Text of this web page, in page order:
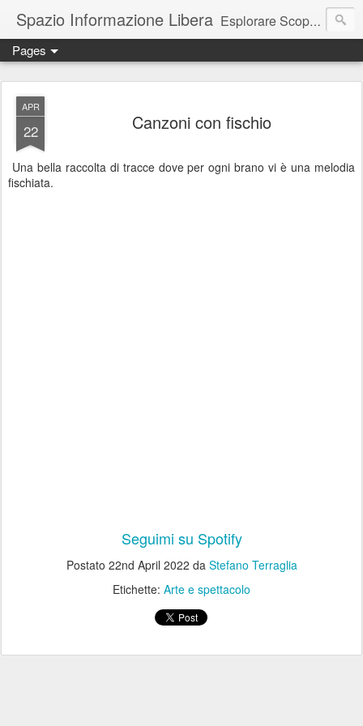
Spazio Informazione Libera Esplorare Scoprire Creare
Escursioni, viaggi, arte, tecnologia, attualità
Pages
APR
22 Canzoni con fischio
Una bella raccolta di tracce dove per ogni brano vi è una melodia
fischiata.
Seguimi su Spotify
Postato 22nd April 2022 da Stefano Terraglia
Etichette: Arte e spettacolo